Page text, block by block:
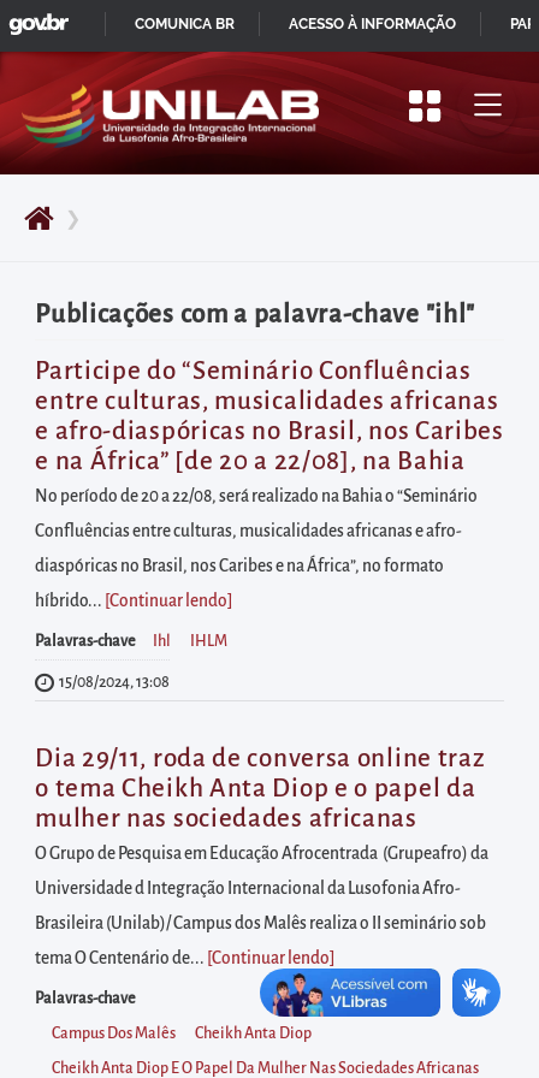
Pular
para
início
do
principal
Acessar
diretamente
o
menu
principal
Acessar
diretamente
à
área
para
realizar
internas
Acessar
diretamente
as
informações
postas
no
rodapé
❯
Publicações com a palavra-chave "ihl"
Participe do “Seminário Confluências
entre culturas, musicalidades africanas
e afro-diaspóricas no Brasil, nos Caribes
e na África” [de 20 a 22/08], na Bahia
No período de 20 a 22/08, será realizado na Bahia o “Seminário
Confluências entre culturas, musicalidades africanas e afro-
diaspóricas no Brasil, nos Caribes e na África”, no formato
híbrido... [Continuar lendo
Palavras-chave Ihl IHLM
15/08/2024, 13:08
Dia 29/11, roda de conversa online traz
o tema Cheikh Anta Diop e o papel da
mulher nas sociedades africanas
O Grupo de Pesquisa em Educação Afrocentrada (Grupeafro) da
Universidade d Integração Internacional da Lusofonia Afro-
Brasileira (Unilab)/ Campus dos Malês realiza o II seminário sob
tema O Centenário de... [Continuar lendo
Palavras-chave
Campus Dos Malês Cheikh Anta Diop
Cheikh Anta Diop E O Papel Da Mulher Nas Sociedades Africanas
IR
PARA
CONTEÚDO
GOVBR
COMUNICA BR ACESSO À INFORMAÇÃO